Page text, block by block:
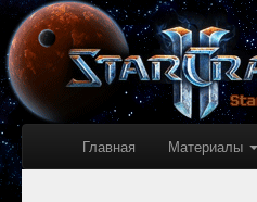
Главная Материалы